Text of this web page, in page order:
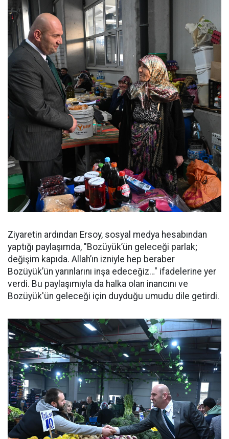
Ziyaretin ardından Ersoy, sosyal medya hesabından
yaptığı paylaşımda, "Bozüyük’ün geleceği parlak;
değişim kapıda. Allah’ın izniyle hep beraber
Bozüyük’ün yarınlarını inşa edeceğiz…" ifadelerine yer
verdi. Bu paylaşımıyla da halka olan inancını ve
Bozüyük'ün geleceği için duyduğu umudu dile getirdi.